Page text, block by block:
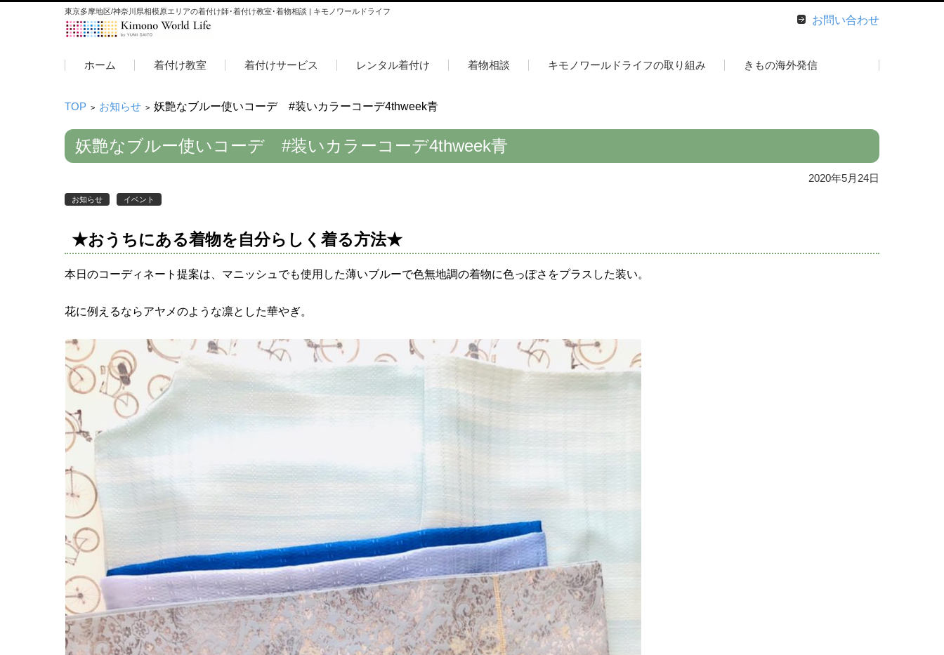
東京多摩地区/神奈川県相模原エリアの着付け師･着付け教室･着物相談 | キモノワールドライフ
お問い合わせ
ホーム
着付け教室 着付けサービス レンタル着付け 着物相談 キモノワールドライフの取り組み きもの海外発信
TOP > お知らせ > 妖艶なブルー使いコーデ #装いカラーコーデ4thweek青
妖艶なブルー使いコーデ #装いカラーコーデ4thweek青
2020年5月24日
お知らせ イベント
★おうちにある着物を自分らしく着る方法★
本日のコーディネート提案は、マニッシュでも使用した薄いブルーで色無地調の着物に色っぽさをプラスした装い。
花に例えるならアヤメのような凛とした華やぎ。